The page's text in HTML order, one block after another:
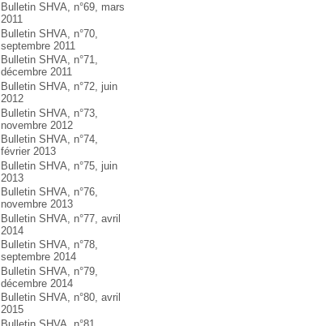
Bulletin SHVA, n°69, mars
2011
Bulletin SHVA, n°70,
septembre 2011
Bulletin SHVA, n°71,
décembre 2011
Bulletin SHVA, n°72, juin
2012
Bulletin SHVA, n°73,
novembre 2012
Bulletin SHVA, n°74,
février 2013
Bulletin SHVA, n°75, juin
2013
Bulletin SHVA, n°76,
novembre 2013
Bulletin SHVA, n°77, avril
2014
Bulletin SHVA, n°78,
septembre 2014
Bulletin SHVA, n°79,
décembre 2014
Bulletin SHVA, n°80, avril
2015